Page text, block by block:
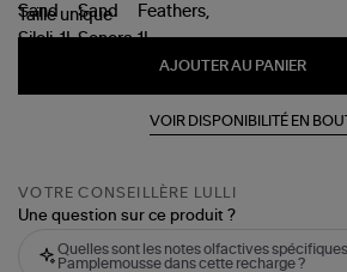
Taille unique
AJOUTER AU PANIER
VOIR DISPONIBILITÉ EN
VOTRE CONSEILLÈRE LULLI
Une question sur ce produit ?
Quelles sont les notes olfactives
Pamplemousse dans cette recharge ?